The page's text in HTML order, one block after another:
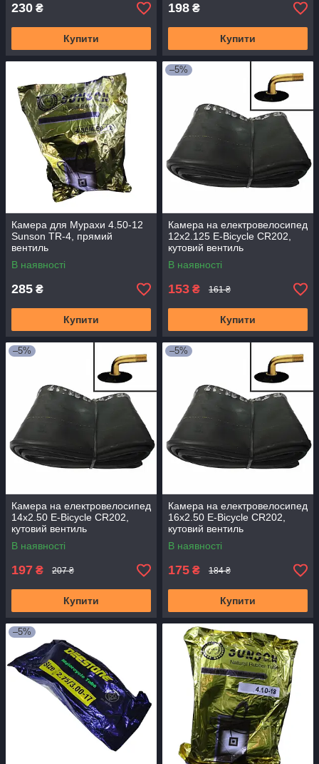
230 ₴
Купити
198 ₴
Купити
Камера для Мурахи 4.50-12
Sunson TR-4, прямий
вентиль
В наявності
285 ₴
Купити
–5%
Камера на електровелосипед
12x2.125 E-Bicycle CR202,
кутовий вентиль
В наявності
153 ₴ 161 ₴
Купити
–5%
Камера на електровелосипед
14x2.50 E-Bicycle CR202,
кутовий вентиль
В наявності
197 ₴ 207 ₴
Купити
–5%
Камера на електровелосипед
16x2.50 E-Bicycle CR202,
кутовий вентиль
В наявності
175 ₴ 184 ₴
Купити
–5%